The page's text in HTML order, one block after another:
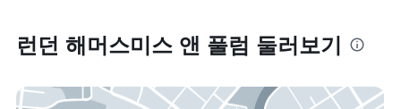
런던 해머스미스 앤 풀럼 둘러보기